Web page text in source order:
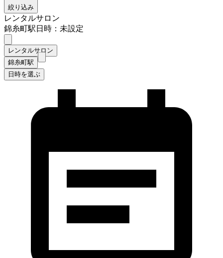
絞り込み
レンタルサロン
錦糸町駅日時：未設定
レンタルサロン
錦糸町駅
日時を選ぶ